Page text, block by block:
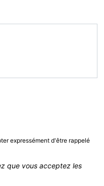
expressément d'être rappelé
que vous acceptez les